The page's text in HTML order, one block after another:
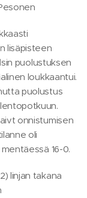
lisäpisteen
puolustuksen
loukkaantui.
puolustus
onnistumisen
oli
16-0.
linjan takana